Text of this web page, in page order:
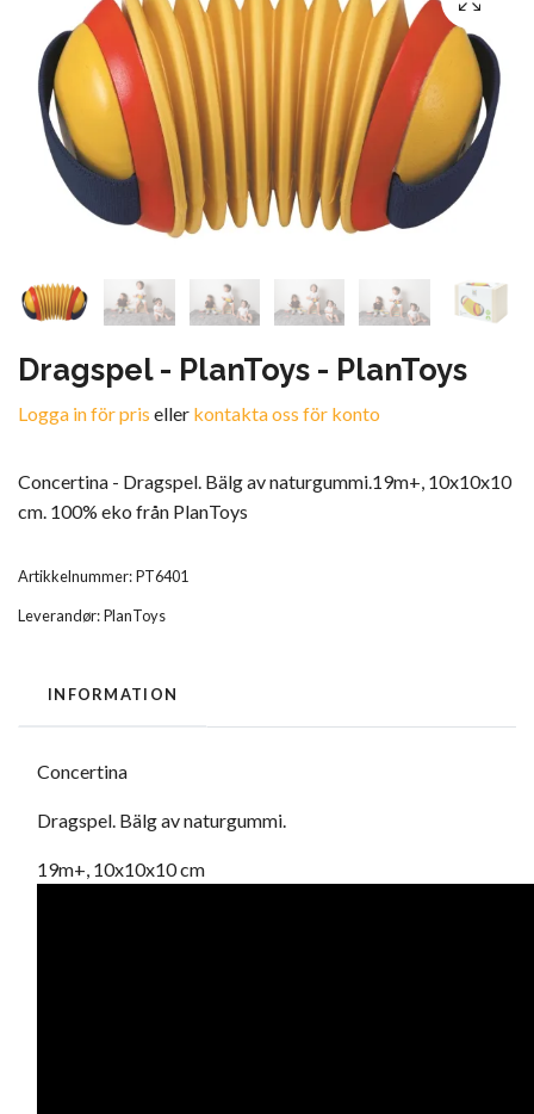
Dragspel - PlanToys - PlanToys
Logga in för pris eller kontakta oss för konto
Concertina - Dragspel. Bälg av naturgummi.19m+, 10x10x10
cm. 100% eko från PlanToys
Artikkelnummer:PT6401
Leverandør:PlanToys
INFORMATION
Concertina
Dragspel. Bälg av naturgummi.
19m+, 10x10x10 cm